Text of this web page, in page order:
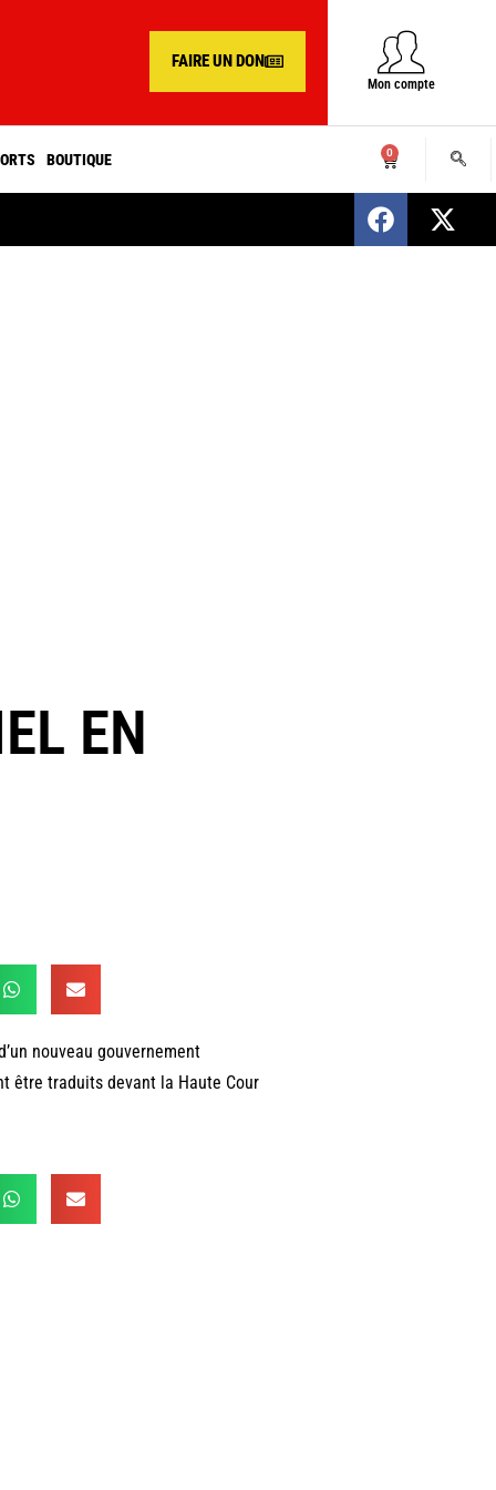
FAIRE UN DON
Mon compte
BOUTIQUE 0
SENEGAL : Nomination d’un nouveau
EN
nouveau gouvernement
être traduits devant la Haute Cour